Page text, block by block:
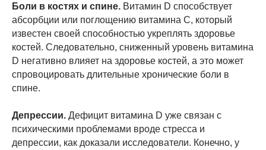
Боли в костях и спине. Витамин D способствует
абсорбции или поглощению витамина C, который
известен своей способностью укреплять здоровье
костей. Следовательно, сниженный уровень витамина
D негативно влияет на здоровье костей, а это может
спровоцировать длительные хронические боли в
спине.
Депрессии. Дефицит витамина D уже связан с
психическими проблемами вроде стресса и
депрессии, как доказали исследователи. Конечно, у